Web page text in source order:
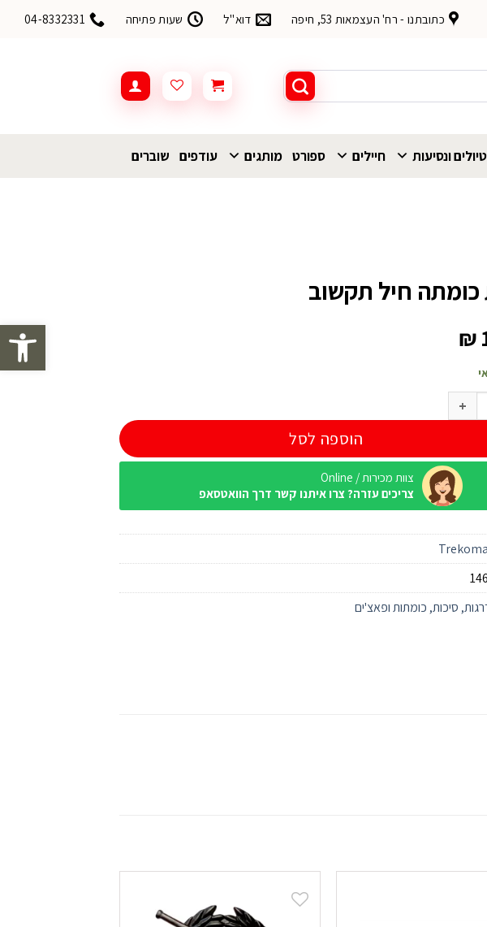
פתח
כתובתנו - רח' העצמאות 53, חיפה דוא"ל שעות פתיחה 04-8332331
ונסיעות חיילים ספורט מותגים עודפים שוברים
כומתה חיל תקשוב
₪
סיכת כומתה חיל תקשוב
הוספה לסל
צוות מכירות / Online
צריכים עזרה? צרו איתנו קשר דרך הוואטסאפ
סיכות, כומתות ופאצ'ים